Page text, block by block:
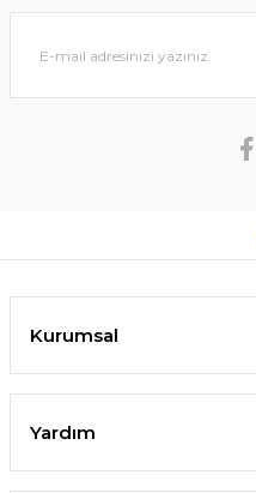
Kurumsal
Yardım